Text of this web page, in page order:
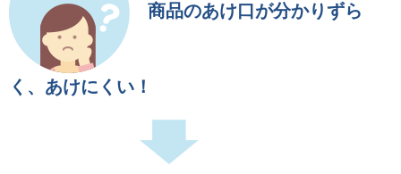
商品のあけ口が分かりずら
く、あけにくい！